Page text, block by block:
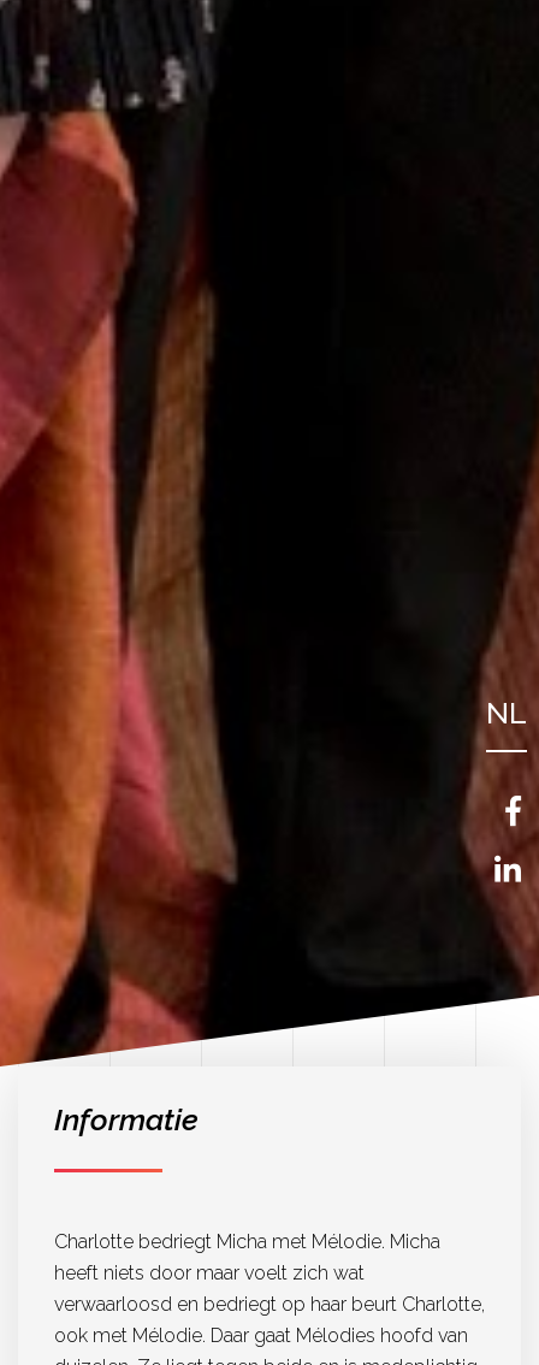
NL
FR
EN
Informatie
Charlotte bedriegt Micha met Mélodie. Micha
heeft niets door maar voelt zich wat
verwaarloosd en bedriegt op haar beurt Charlotte,
ook met Mélodie. Daar gaat Mélodies hoofd van